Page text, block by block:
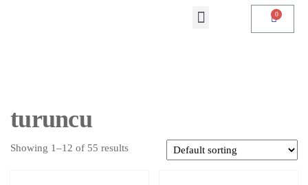
turuncu
Showing 1–12 of 55 results